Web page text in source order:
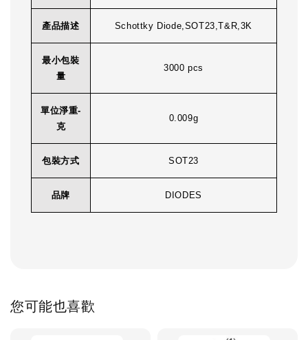
產品描述 Schottky Diode,SOT23,T&R,3K
最小包裝
量
3000 pcs
單位淨重-
克
0.009g
包裝方式 SOT23
品牌 DIODES
您可能也喜歡